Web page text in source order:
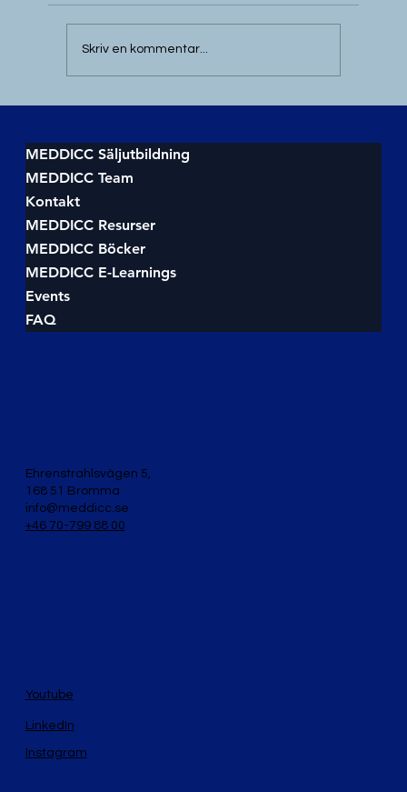
processen för effektiv försäljning
Skriv en kommentar...
MEDDICC Säljutbildning
MEDDICC Team
Kontakt
MEDDICC Resurser
MEDDICC Böcker
MEDDICC E-Learnings
Events
FAQ
Ehrenstrahlsvägen 5,
168 51 Bromma
info@meddicc.se
+46 70-799 88 00
LinkedIn
Instagram
Youtube